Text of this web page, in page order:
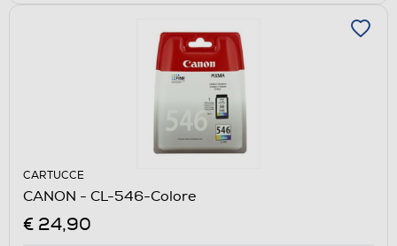
CARTUCCE
CANON - CL-546-Colore
€ 24,90